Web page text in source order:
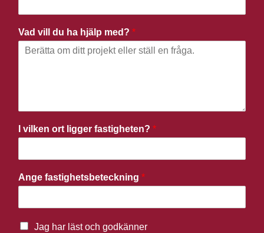
Vad vill du ha hjälp med? *
I vilken ort ligger fastigheten? *
Ange fastighetsbeteckning *
Jag har läst och godkänner